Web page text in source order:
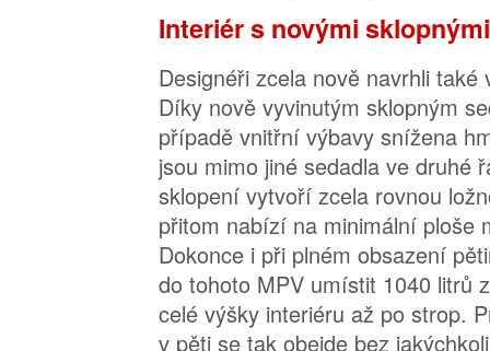
Interiér s novými
Designéři zcela nově navrhli
Díky nově vyvinutým sklopným
případě vnitřní výbavy snížena
jsou mimo jiné sedadla ve druhé
sklopení vytvoří zcela rovnou
přitom nabízí na minimální ploše
Dokonce i při plném obsazení
do tohoto MPV umístit 1040 litrů
celé výšky interiéru až po strop.
v pěti se tak obejde bez